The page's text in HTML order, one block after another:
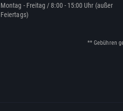
Montag - Freitag / 8:00 - 15:00 Uhr (außer
Feiertags)
** Gebühren